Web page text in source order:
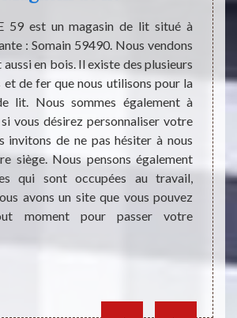
59 est un magasin de lit situé à
: Somain 59490. Nous vendons
en bois. Il existe des plusieurs
de fer que nous utilisons pour la
lit. Nous sommes également à
vous désirez personnaliser votre
invitons de ne pas hésiter à nous
siège. Nous pensons également
qui sont occupées au travail,
avons un site que vous pouvez
moment pour passer votre
pour
sont
en